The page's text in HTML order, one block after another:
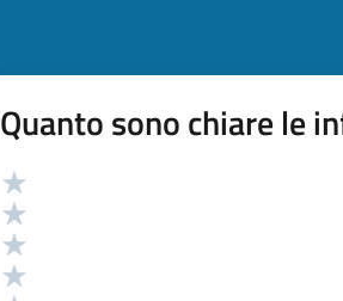
Quanto sono chiare le
Valutazione